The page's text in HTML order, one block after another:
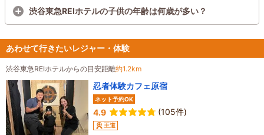
渋谷東急REIホテルの子供の年齢は何歳が多い？
あわせて行きたいレジャー・体験
渋谷東急REIホテルからの目安距離約1.2km
忍者体験カフェ原宿
ネット予約OK
4.9 (105件)
王道